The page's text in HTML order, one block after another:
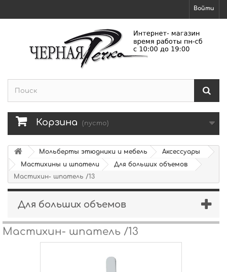
Войти
Корзина (пусто)
Мольберты этюдники и мебель
Аксессуары
Мастихины и шпатели
Для больших объемов
Мастихин- шпатель /13
Для больших объемов
Мастихин- шпатель /13